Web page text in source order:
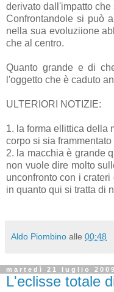
derivato dall'impatto
Confrontandole si può
nella sua evoluziione
che al centro.
Quanto grande e di
l'oggetto che è caduto
ULTERIORI NOTIZIE:
1. la forma ellittica della
corpo si sia
2. la macchia è grande
non vuole dire molto
unconfronto con i
in quanto qui si tratta di
Aldo Piombino alle 00:48
martedì 21 luglio 2009
L'eclisse totale